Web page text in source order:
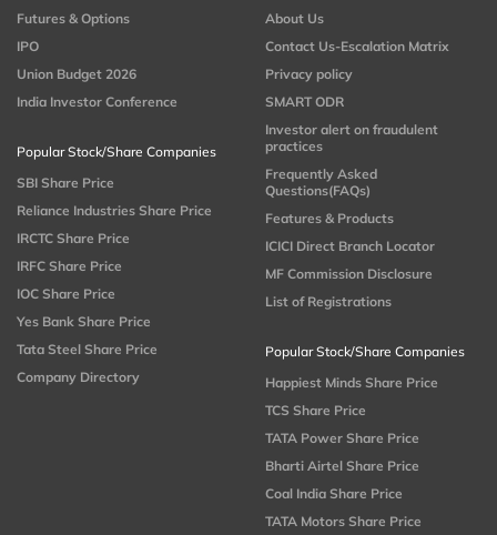
Futures & Options
IPO
Union Budget 2026
India Investor Conference
Popular Stock/Share Companies
SBI Share Price
Reliance Industries Share Price
IRCTC Share Price
IRFC Share Price
IOC Share Price
Yes Bank Share Price
Tata Steel Share Price
Company Directory
About Us
Contact Us-Escalation Matrix
Privacy policy
SMART ODR
Investor alert on fraudulent
practices
Frequently Asked
Questions(FAQs)
Features & Products
ICICI Direct Branch Locator
MF Commission Disclosure
List of Registrations
Popular Stock/Share Companies
Happiest Minds Share Price
TCS Share Price
TATA Power Share Price
Bharti Airtel Share Price
Coal India Share Price
TATA Motors Share Price